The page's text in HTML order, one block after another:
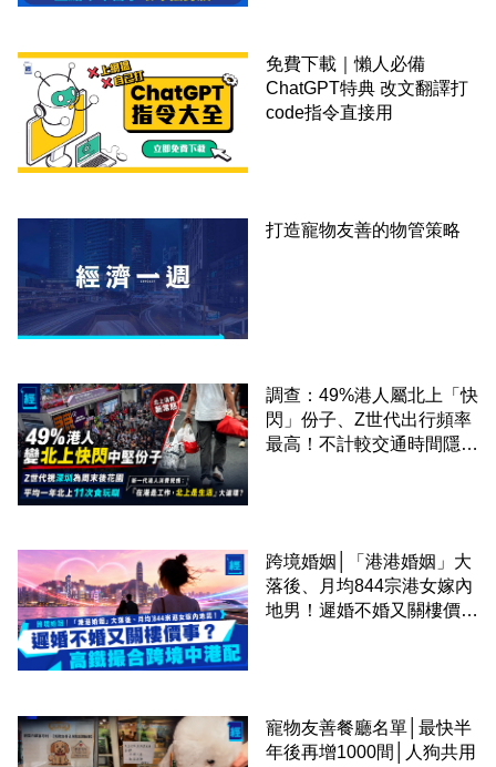
免費下載｜懶人必備
ChatGPT特典 改文翻譯打
code指令直接用
打造寵物友善的物管策略
調查：49%港人屬北上「快
閃」份子、Z世代出行頻率
最高！不計較交通時間隱形
跨境婚姻│「港港婚姻」大
落後、月均844宗港女嫁內
地男！遲婚不婚又關樓價
寵物友善餐廳名單│最快半
年後再增1000間│人狗共用